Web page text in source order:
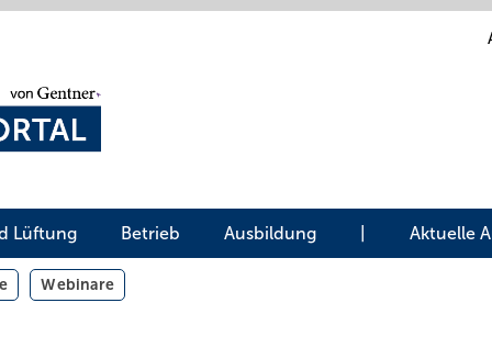
Lüftung Betrieb Ausbildung Aktuelle
Webinare